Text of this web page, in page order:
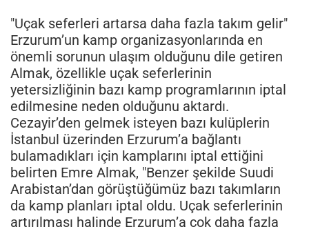
"Uçak seferleri artarsa daha fazla takım gelir"
Erzurum’un kamp organizasyonlarında en
önemli sorunun ulaşım olduğunu dile getiren
Almak, özellikle uçak seferlerinin
yetersizliğinin bazı kamp programlarının iptal
edilmesine neden olduğunu aktardı.
Cezayir’den gelmek isteyen bazı kulüplerin
İstanbul üzerinden Erzurum’a bağlantı
bulamadıkları için kamplarını iptal ettiğini
belirten Emre Almak, "Benzer şekilde Suudi
Arabistan’dan görüştüğümüz bazı takımların
da kamp planları iptal oldu. Uçak seferlerinin
artırılması halinde Erzurum’a çok daha fazla